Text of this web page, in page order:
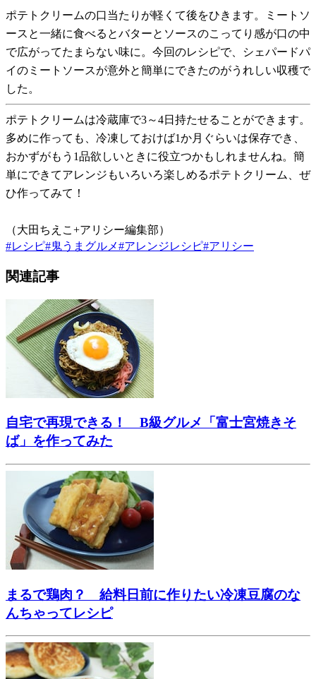
ポテトクリームの口当たりが軽くて後をひきます。ミートソ
ースと一緒に食べるとバターとソースのこってり感が口の中
で広がってたまらない味に。今回のレシピで、シェパードパ
イのミートソースが意外と簡単にできたのがうれしい収穫で
した。
ポテトクリームは冷蔵庫で3～4日持たせることができます。
多めに作っても、冷凍しておけば1か月ぐらいは保存でき、
おかずがもう1品欲しいときに役立つかもしれませんね。簡
単にできてアレンジもいろいろ楽しめるポテトクリーム、ぜ
ひ作ってみて！
（大田ちえこ+アリシー編集部）
#レシピ#鬼うまグルメ#アレンジレシピ#アリシー
関連記事
自宅で再現できる！ B級グルメ「富士宮焼きそ
ば」を作ってみた
まるで鶏肉？ 給料日前に作りたい冷凍豆腐のな
んちゃってレシピ